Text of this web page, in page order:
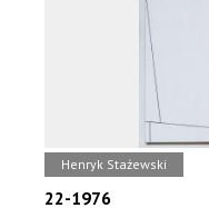
Henryk Stażewski
22-1976